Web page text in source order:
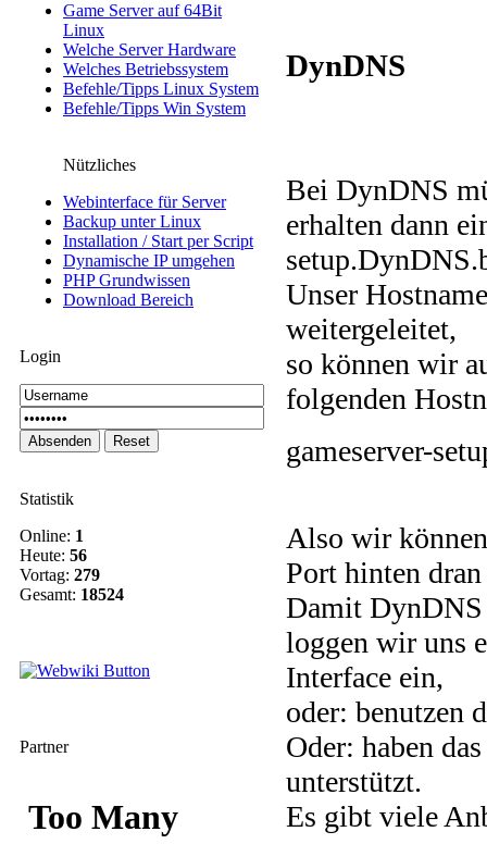
Game Server auf 64Bit
Linux
Welche Server Hardware
Welches Betriebssystem
Befehle/Tipps Linux System
Befehle/Tipps Win System
Nützliches
Webinterface für Server
Backup unter Linux
Installation / Start per Script
Dynamische IP umgehen
PHP Grundwissen
Download Bereich
Login
Statistik
Online: 1
Heute: 56
Vortag: 279
Gesamt: 18524
Partner
DynDNS
Bei DynDNS
erhalten dann
Unser
weitergeleitet,
so können wir
folgenden
gameserver-
Also wir
Port hinten dran
Damit DynDNS
loggen wir uns
Interface ein,
oder: benutzen
Oder: haben
unterstützt.
Es gibt viele